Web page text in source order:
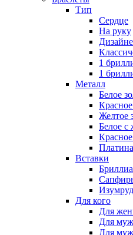
Тип
Сердце
На руку
1
1
Металл
Белое
Желтое
Белое с
Платина
Вставки
Для кого
Для
Для
Для